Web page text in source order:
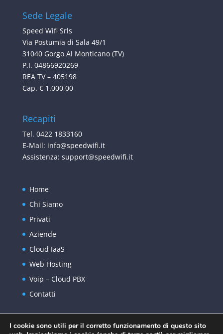
Sede Legale
Speed Wifi Srls
Via Postumia di Sala 49/1
31040 Gorgo Al Monticano (TV)
P.I. 04866920269
REA TV – 405198
Cap. € 1.000,00
Recapiti
Tel. 0422 1833160
E-Mail: info@speedwifi.it
Assistenza: support@speedwifi.it
Home
Chi Siamo
Privati
Aziende
Cloud IaaS
Web Hosting
Voip – Cloud PBX
Contatti
Privacy Policy
I cookie sono utili per il corretto funzionamento di questo sito